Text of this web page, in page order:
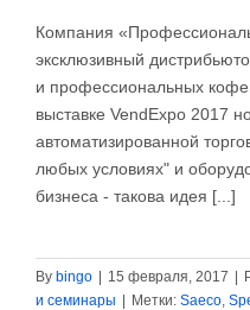
Компания
эксклюзивный
и профессиональных
выставке VendExpo 2017
автоматизированной
любых условиях" и
бизнеса - такова идея [...]
By bingo 15 февраля, 2017
и семинары
Метки: Saeco,